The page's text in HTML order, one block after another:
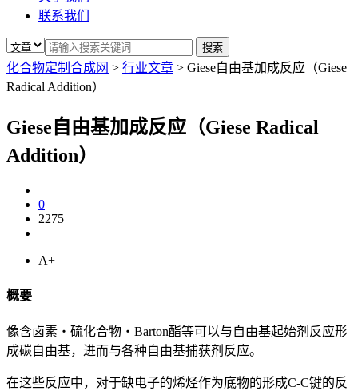
联系我们
化合物定制合成网 > 行业文章 > Giese自由基加成反应（Giese
Radical Addition）
Giese自由基加成反应（Giese Radical
Addition）
0
2275
A+
概要
像含卤素・硫化合物・Barton酯等可以与自由基起始剂反应形
成碳自由基，进而与各种自由基捕获剂反应。
在这些反应中，对于缺电子的烯烃作为底物的形成C-C键的反